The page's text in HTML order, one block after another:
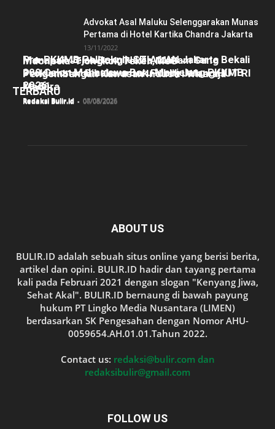
Advokat Asal Maluku Selenggarakan Munas
Pertama di Hotel Kartika Chandra Jakarta
13/11/2022
TERBARU
Pra-PKKMB Politeknik STIA LAN Jakarta Bekali
300 Calon Mahasiswa Baru Menjelang PKKMB
2026
Redaksi Bulir.id - 08/08/2026
Menapak Jejak Bung Hatta, Makam Sang
Proklamator Dibuka untuk Publik Jelang HUT RI
ke-81
Redaksi Bulir.id - 07/08/2026
Indonesia-Tiongkok Teken MoU
Pengembangan Kawasan Industri Wiraraja
Madura
Redaksi Bulir.id - 06/08/2026
ABOUT US
BULIR.ID adalah sebuah situs online yang berisi berita,
artikel dan opini. BULIR.ID hadir dan tayang pertama
kali pada Februari 2021 dengan slogan "Kenyang Jiwa,
Sehat Akal". BULIR.ID bernaung di bawah payung
hukum PT Lingko Media Nusantara (LIMEN)
berdasarkan SK Pengesahan dengan Nomor AHU-
0059654.AH.01.01.Tahun 2022.
Contact us: redaksi@bulir.com dan
redaksibulir@gmail.com
FOLLOW US